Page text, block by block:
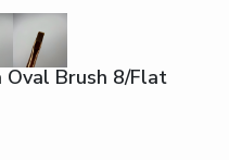
Oval Brush 8/Flat